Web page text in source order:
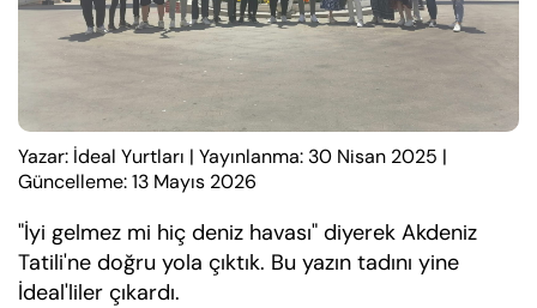
Yazar: İdeal Yurtları | Yayınlanma: 30 Nisan 2025 |
Güncelleme: 13 Mayıs 2026
"İyi gelmez mi hiç deniz havası" diyerek Akdeniz
Tatili'ne doğru yola çıktık. Bu yazın tadını yine
İdeal'liler çıkardı.